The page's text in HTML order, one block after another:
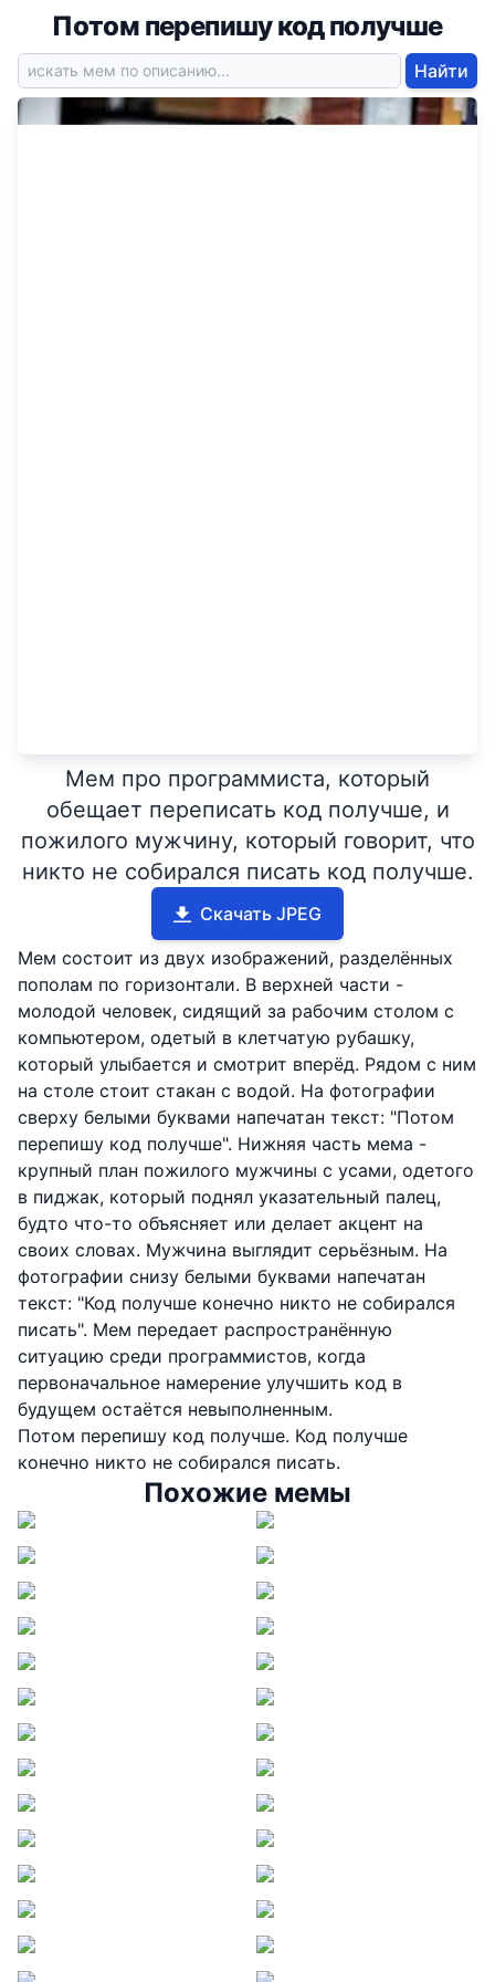
Потом перепишу код получше
Найти
Мем про программиста, который
обещает переписать код получше, и
пожилого мужчину, который говорит, что
никто не собирался писать код получше.
Скачать JPEG
Мем состоит из двух изображений, разделённых
пополам по горизонтали. В верхней части -
молодой человек, сидящий за рабочим столом с
компьютером, одетый в клетчатую рубашку,
который улыбается и смотрит вперёд. Рядом с ним
на столе стоит стакан с водой. На фотографии
сверху белыми буквами напечатан текст: "Потом
перепишу код получше". Нижняя часть мема -
крупный план пожилого мужчины с усами, одетого
в пиджак, который поднял указательный палец,
будто что-то объясняет или делает акцент на
своих словах. Мужчина выглядит серьёзным. На
фотографии снизу белыми буквами напечатан
текст: "Код получше конечно никто не собирался
писать". Мем передает распространённую
ситуацию среди программистов, когда
первоначальное намерение улучшить код в
будущем остаётся невыполненным.
Потом перепишу код получше. Код получше
конечно никто не собирался писать.
Похожие мемы